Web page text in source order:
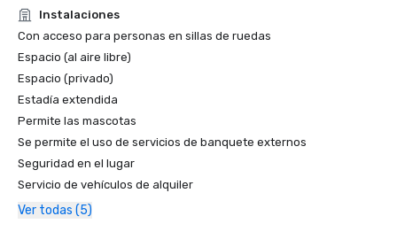
Instalaciones
Con acceso para personas en sillas de ruedas
Espacio (al aire libre)
Espacio (privado)
Estadía extendida
Permite las mascotas
Se permite el uso de servicios de banquete externos
Seguridad en el lugar
Servicio de vehículos de alquiler
Ver todas (5)